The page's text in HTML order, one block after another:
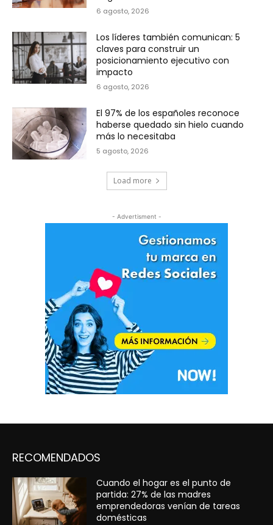
6 agosto, 2026
Los líderes también comunican: 5
claves para construir un
posicionamiento ejecutivo con
impacto
6 agosto, 2026
El 97% de los españoles reconoce
haberse quedado sin hielo cuando
más lo necesitaba
5 agosto, 2026
Load more
- Advertisment -
RECOMENDADOS
Cuando el hogar es el punto de
partida: 27% de las madres
emprendedoras venían de tareas
domésticas